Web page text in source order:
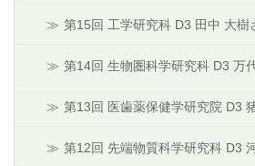
第15回 工学研究科 D3 田中 大樹
第14回 生物圏科学研究科 D3 万
第13回 医歯薬保健学研究院 D3
第12回 先端物質科学研究科 D3